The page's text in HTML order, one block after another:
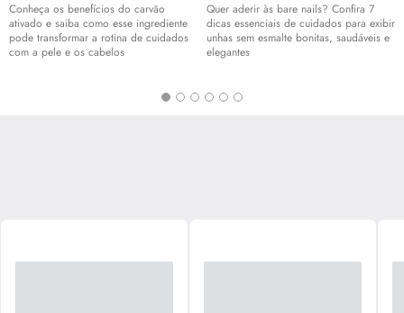
Conheça os benefícios do carvão
ativado e saiba como esse ingrediente
pode transformar a rotina de cuidados
com a pele e os cabelos
Quer aderir às bare nails? Confira 7
dicas essenciais de cuidados para exibir
unhas sem esmalte bonitas, saudáveis e
elegantes